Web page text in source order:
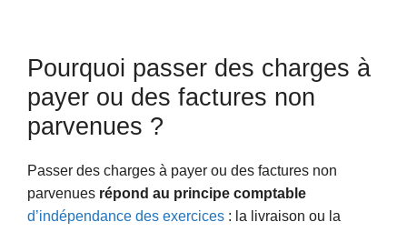
Pourquoi passer des charges à
payer ou des factures non
parvenues ?
Passer des charges à payer ou des factures non
parvenues répond au principe comptable
d’indépendance des exercices : la livraison ou la